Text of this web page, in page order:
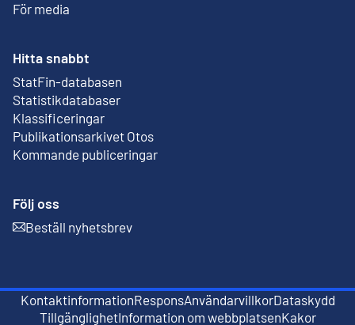
För media
Hitta snabbt
StatFin-databasen
Extern länk
Statistikdatabaser
Klassificeringar
Publikationsarkivet Otos
Extern länk
Kommande publiceringar
Följ oss
Beställ nyhetsbrev
Extern länk
KontaktinformationRespons
Extern länk
Användarvillkor
Extern länk
Dataskydd
TillgänglighetInformation om webbplatsenKakor